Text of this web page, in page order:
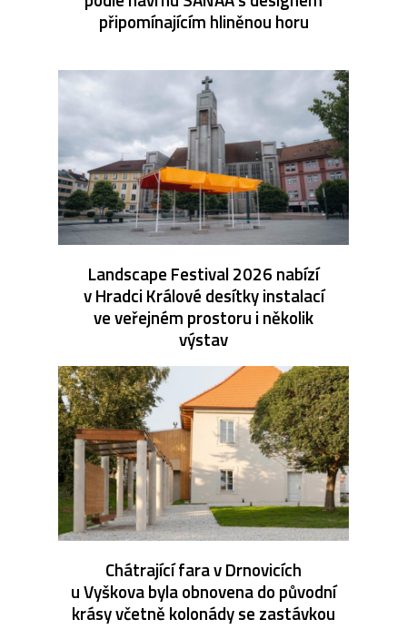
připomínajícím hliněnou horu
Landscape Festival 2026 nabízí
v Hradci Králové desítky instalací
ve veřejném prostoru i několik
výstav
Chátrající fara v Drnovicích
u Vyškova byla obnovena do původní
krásy včetně kolonády se zastávkou